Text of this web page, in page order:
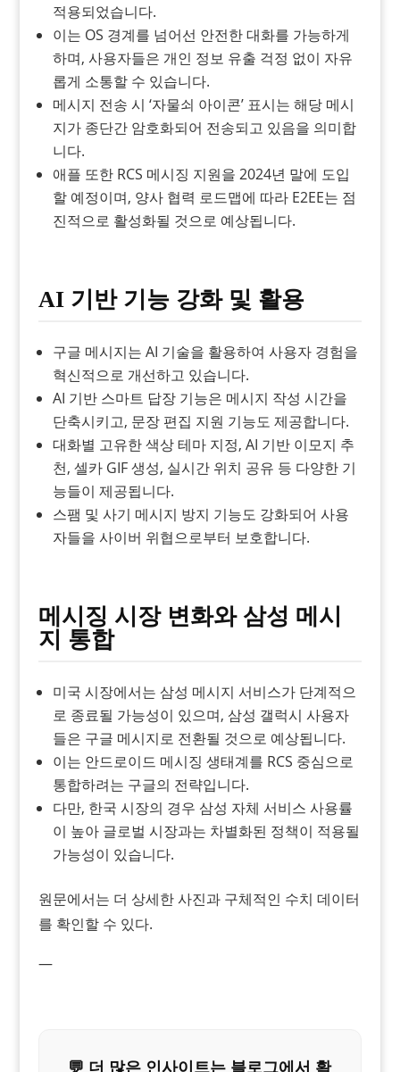
적용되었습니다.
이는 OS 경계를 넘어선 안전한 대화를 가능하게
하며, 사용자들은 개인 정보 유출 걱정 없이 자유
롭게 소통할 수 있습니다.
메시지 전송 시 ‘자물쇠 아이콘’ 표시는 해당 메시
지가 종단간 암호화되어 전송되고 있음을 의미합
니다.
애플 또한 RCS 메시징 지원을 2024년 말에 도입
할 예정이며, 양사 협력 로드맵에 따라 E2EE는 점
진적으로 활성화될 것으로 예상됩니다.
AI 기반 기능 강화 및 활용
구글 메시지는 AI 기술을 활용하여 사용자 경험을
혁신적으로 개선하고 있습니다.
AI 기반 스마트 답장 기능은 메시지 작성 시간을
단축시키고, 문장 편집 지원 기능도 제공합니다.
대화별 고유한 색상 테마 지정, AI 기반 이모지 추
천, 셀카 GIF 생성, 실시간 위치 공유 등 다양한 기
능들이 제공됩니다.
스팸 및 사기 메시지 방지 기능도 강화되어 사용
자들을 사이버 위협으로부터 보호합니다.
메시징 시장 변화와 삼성 메시
지 통합
미국 시장에서는 삼성 메시지 서비스가 단계적으
로 종료될 가능성이 있으며, 삼성 갤럭시 사용자
들은 구글 메시지로 전환될 것으로 예상됩니다.
이는 안드로이드 메시징 생태계를 RCS 중심으로
통합하려는 구글의 전략입니다.
다만, 한국 시장의 경우 삼성 자체 서비스 사용률
이 높아 글로벌 시장과는 차별화된 정책이 적용될
가능성이 있습니다.
원문에서는 더 상세한 사진과 구체적인 수치 데이터
를 확인할 수 있다.
—
💬 더 많은 인사이트는 블로그에서 확